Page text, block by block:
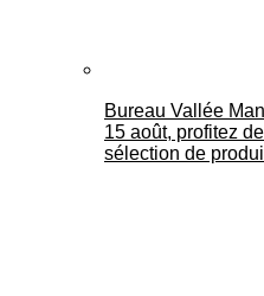
Bureau Vallée
15 août, profitez
sélection de